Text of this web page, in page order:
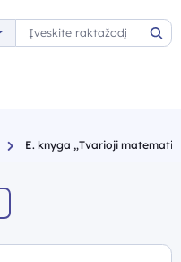
Paieška
E. knyga „Tvarioji